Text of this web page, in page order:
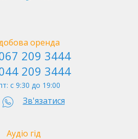
оренда
209 3444
209 3444
c 9:30 до 19:00
Зв'язатися
Аудіо гід